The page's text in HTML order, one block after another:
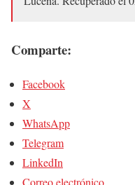
Comparte:
Facebook
X
WhatsApp
Telegram
LinkedIn
Correo electrónico